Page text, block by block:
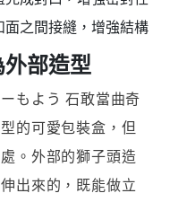
之間接縫，增強結構
部造型
もよう 石敢當曲奇
的可愛包裝盒，但
。外部的獅子頭造
出來的，既能做立